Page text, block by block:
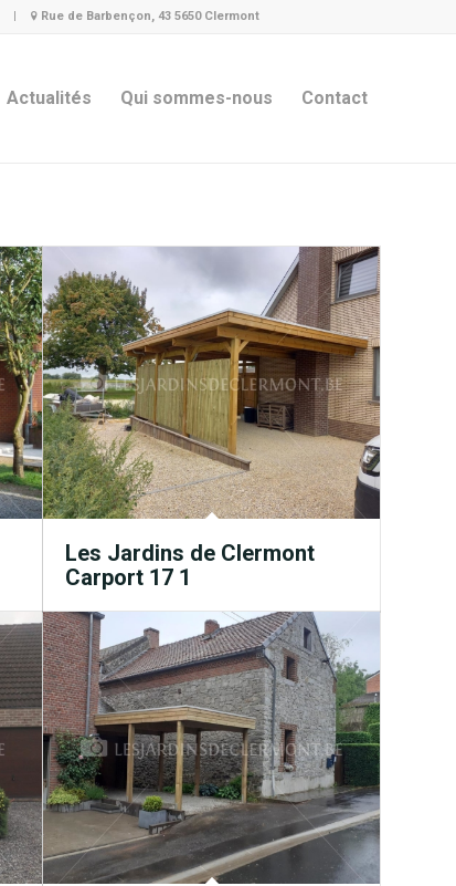
| Rue de Barbençon, 43 5650 Clermont
Actualités Qui sommes-nous Contact
Les Jardins de Clermont
Carport 17 1